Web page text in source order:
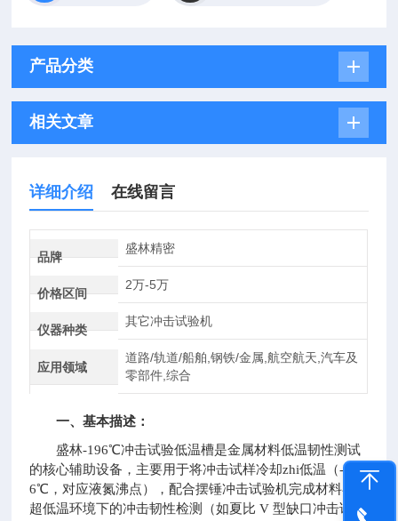
产品分类
相关文章
详细介绍 在线留言
品牌
盛林精密
价格区间
2万-5万
仪器种类
其它冲击试验机
应用领域
道路/轨道/船舶,钢铁/金属,航空航天,汽车及
零部件,综合
一、基本描述：
盛林-196℃冲击试验低温槽是金属材料低温韧性测试
的核心辅助设备，主要用于将冲击试样冷却zhi低温（-19
6℃，对应液氮沸点），配合摆锤冲击试验机完成材料在
超低温环境下的冲击韧性检测（如夏比 V 型缺口冲击试